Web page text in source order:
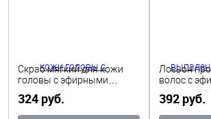
Скраб мягкий для кожи
головы с эфирными
шт в уп) BIOSFERA Faipa
324 руб.
Лосьон
волос с
BIOSFERA
392 руб.